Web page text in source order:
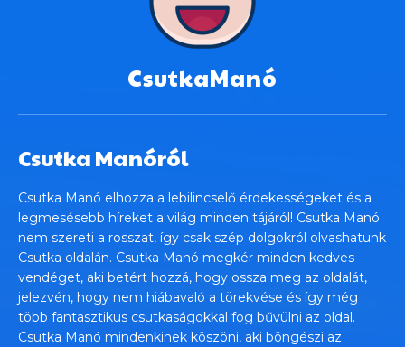
CsutkaManó
Csutka Manóról
Csutka Manó elhozza a lebilincselő érdekességeket és a
legmesésebb híreket a világ minden tájáról! Csutka Manó
nem szereti a rosszat, így csak szép dolgokról olvashatunk
Csutka oldalán. Csutka Manó megkér minden kedves
vendéget, aki betért hozzá, hogy ossza meg az oldalát,
jelezvén, hogy nem hiábavaló a törekvése és így még
több fantasztikus csutkaságokkal fog bűvülni az oldal.
Csutka Manó mindenkinek köszöni, aki böngészi az